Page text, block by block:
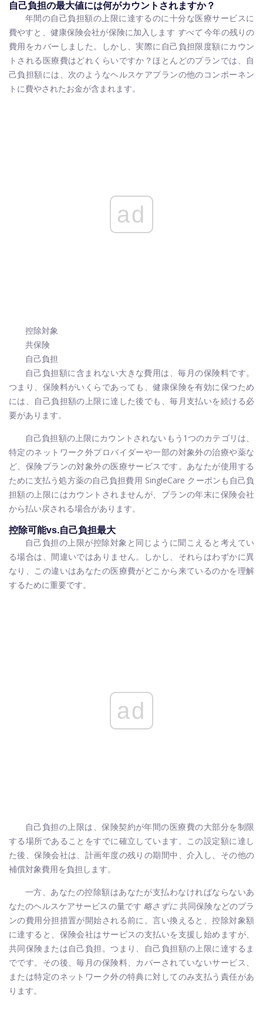
自己負担の最大値には何がカウントされますか？
年間の自己負担額の上限に達するのに十分な医療サービスに
費やすと、健康保険会社が保険に加入します すべて 今年の残りの
費用をカバーしました。しかし、実際に自己負担限度額にカウン
トされる医療費はどれくらいですか？ほとんどのプランでは、自
己負担額には、次のようなヘルスケアプランの他のコンポーネン
トに費やされたお金が含まれます。
ad
控除対象
共保険
自己負担
自己負担額に含まれない大きな費用は、毎月の保険料です。
つまり、保険料がいくらであっても、健康保険を有効に保つため
には、自己負担額の上限に達した後でも、毎月支払いを続ける必
要があります。
自己負担額の上限にカウントされないもう1つのカテゴリは、
特定のネットワーク外プロバイダーや一部の対象外の治療や薬な
ど、保険プランの対象外の医療サービスです。あなたが使用する
ために支払う処方薬の自己負担費用 SingleCare クーポンも自己負
担額の上限にはカウントされませんが、プランの年末に保険会社
から払い戻される場合があります。
控除可能vs.自己負担最大
自己負担の上限が控除対象と同じように聞こえると考えてい
る場合は、間違いではありません。しかし、それらはわずかに異
なり、この違いはあなたの医療費がどこから来ているのかを理解
するために重要です。
ad
自己負担の上限は、保険契約が年間の医療費の大部分を制限
する場所であることをすでに確立しています。この設定額に達し
た後、保険会社は、計画年度の残りの期間中、介入し、その他の
補償対象費用を負担します。
一方、あなたの控除額はあなたが支払わなければならないあ
なたのヘルスケアサービスの量です 略さずに 共同保険などのプラ
ンの費用分担措置が開始される前に。言い換えると、控除対象額
に達すると、保険会社はサービスの支払いを支援し始めますが、
共同保険または自己負担。つまり、自己負担額の上限に達するま
でです。その後、毎月の保険料、カバーされていないサービス、
または特定のネットワーク外の特典に対してのみ支払う責任があ
ります。